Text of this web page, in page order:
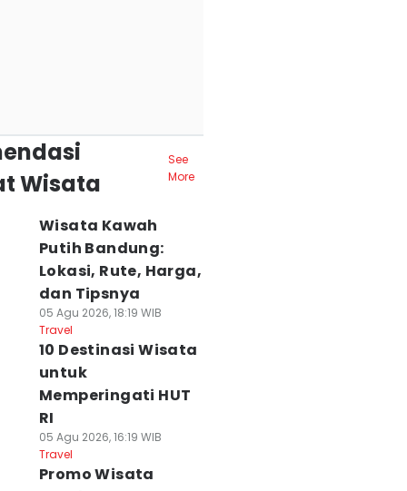
Wisata
See
More
Wisata Kawah
Putih Bandung:
Lokasi, Rute, Harga,
dan Tipsnya
05 Agu 2026, 18:19 WIB
Travel
10 Destinasi Wisata
untuk
Memperingati HUT
RI
05 Agu 2026, 16:19 WIB
Travel
Promo Wisata